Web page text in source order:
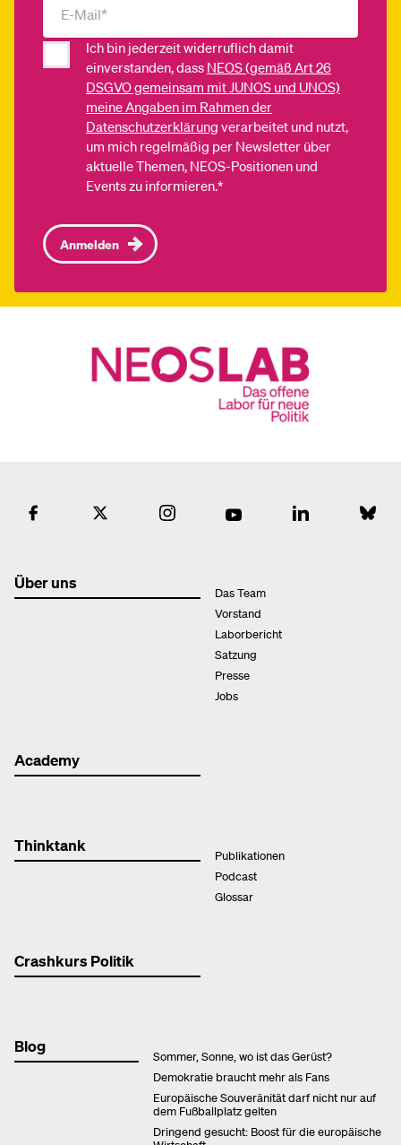
Ich bin jederzeit widerruflich damit
einverstanden, dass NEOS (gemäß Art 26
DSGVO gemeinsam mit JUNOS und UNOS)
meine Angaben im Rahmen der
Datenschutzerklärung verarbeitet und nutzt,
um mich regelmäßig per Newsletter über
aktuelle Themen, NEOS-Positionen und
Events zu informieren.*
Anmelden
Über uns
Das Team
Vorstand
Laborbericht
Satzung
Presse
Jobs
Academy
Thinktank
Publikationen
Podcast
Glossar
Crashkurs Politik
Blog
Sommer, Sonne, wo ist das Gerüst?
Demokratie braucht mehr als Fans
Europäische Souveränität darf nicht nur auf
dem Fußballplatz gelten
Dringend gesucht: Boost für die europäische